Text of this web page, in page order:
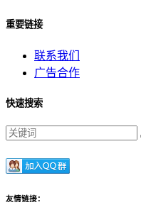
重要链接
联系我们
广告合作
快速搜索
友情链接：